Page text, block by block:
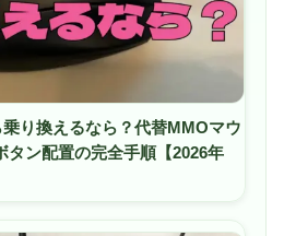
り換えるなら？代替MMOマウ
タン配置の完全手順【2026年